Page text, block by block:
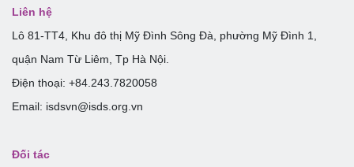
Liên hệ
Lô 81-TT4, Khu đô thị Mỹ Đình Sông Đà, phường Mỹ Đình 1,
quận Nam Từ Liêm, Tp Hà Nội.
Điện thoại: +84.243.7820058
Email: isdsvn@isds.org.vn
Đối tác